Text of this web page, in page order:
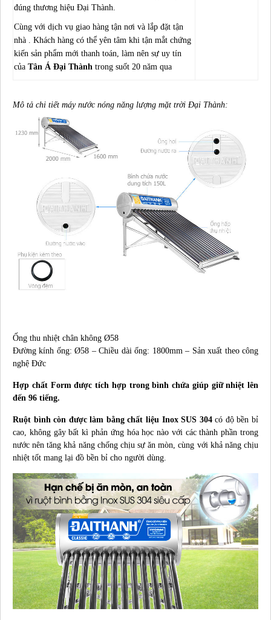
đúng thương hiệu Đại Thành.
Cùng với dịch vụ giao hàng tận nơi và lắp đặt tận
nhà . Khách hàng có thể yên tâm khi tận mắt chứng
kiến sản phẩm mới thanh toán, làm nên sự uy tín
của Tân Á Đại Thành trong suốt 20 năm qua
Mô tả chi tiết máy nước nóng năng lượng mặt trời Đại Thành:
Ống thu nhiệt chân không Ø58
Đường kính ống: Ø58 – Chiều dài ống: 1800mm – Sản xuất theo công
nghệ Đức
Hợp chất Form được tích hợp trong bình chứa giúp giữ nhiệt lên
đến 96 tiếng.
Ruột bình còn được làm bằng chất liệu Inox SUS 304có độ bền bỉ
cao, không gây bất kì phản ứng hóa học nào với các thành phần trong
nước nên tăng khả năng chống chịu sự ăn mòn, cùng với khả năng chịu
nhiệt tốt mang lại đồ bền bỉ cho người dùng.